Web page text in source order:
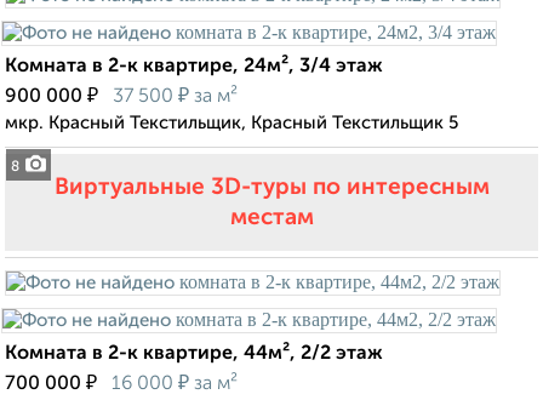
8
Комната в 2-к квартире, 24м², 3/4 этаж
900 000 ₽ 37 500 ₽ за м²
мкр. Красный Текстильщик, Красный Текстильщик 5
Виртуальные 3D-туры по интересным
местам
Комната в 2-к квартире, 44м², 2/2 этаж
700 000 ₽ 16 000 ₽ за м²